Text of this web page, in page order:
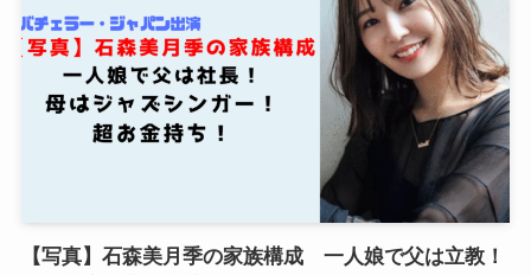
【写真】石森美月季の家族構成 一人娘で父は立教！